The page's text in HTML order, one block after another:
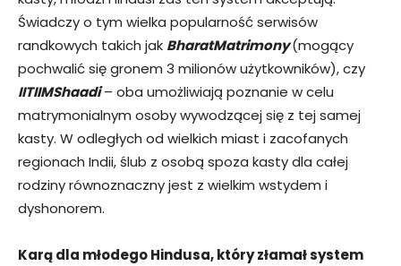
Świadczy o tym wielka popularność serwisów
randkowych takich jak BharatMatrimony(mogący
pochwalić się gronem 3 milionów użytkowników), czy
IITIIMShaadi– oba umożliwiają poznanie w celu
matrymonialnym osoby wywodzącej się z tej samej
kasty. W odległych od wielkich miast i zacofanych
regionach Indii, ślub z osobą spoza kasty dla całej
rodziny równoznaczny jest z wielkim wstydem i
dyshonorem.
Karą dla młodego Hindusa, który złamał system